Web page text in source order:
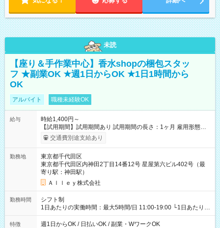
未読
【座り＆手作業中心】香水shopの梱包スタッ
フ ★副業OK ★週1日からOK ★1日1時間から
OK
アルバイト 職種未経験OK
給与
時給1,400円～
【試用期間】試用期間あり 試用期間の長さ：1ヶ月 雇用形態、
給与は本採用時と同じです。
交通費別途支給あり
勤務地
東京都千代田区
東京都千代田区内神田2丁目14番12号 星屋第六ビル402号（最
寄り駅：神田駅）
Ａｌｌｅｙ株式会社
勤務時間
シフト制
1日あたりの実働時間：最大5時間/日 11:00-19:00 └1日あたりの
実働時間：1-5時間 └上記の時間帯内であれば、いつでも勤務可
能！ └平日・土曜日の中で、お好きな曜日でご勤務いただけま
特徴 週1日からOK / 日払いOK / 副業・WワークOK